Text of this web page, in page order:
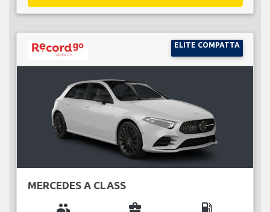
ELITE COMPATTA
MERCEDES A CLASS
group business_center local_gas_station